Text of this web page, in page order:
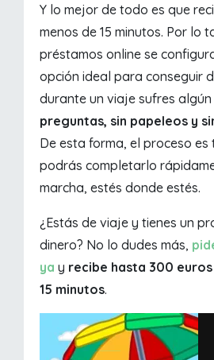
Y lo mejor de todo es que
menos de 15 minutos. Por lo
préstamos online se
opción ideal para conseguir
durante un viaje sufres
preguntas, sin papeleos y
De esta forma, el proceso es
podrás completarlo
marcha, estés donde estés.
¿Estás de viaje y tienes un
dinero? No lo dudes más,
ya y recibe hasta 300
15 minutos.